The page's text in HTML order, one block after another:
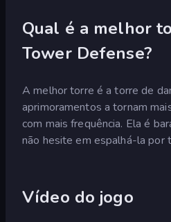
Qual é a melhor
Tower Defense?
A melhor torre é a torre de
aprimoramentos a tornam
com mais frequência. Ela é
não hesite em espalhá-la por
Vídeo do jogo